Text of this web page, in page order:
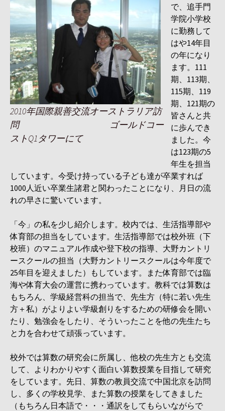
2010年国際親善交流オーストラリア訪
問 ゴールドコー
ストQ1タワーにて
で、追手門
学院小学校
に勤務して
はや14年目
の年になり
ます。111
期、113期、
115期、119
期、121期の
皆さんと共
に歩んでき
ました。今
は123期の5
年生を担当
しています。今受け持っている子ども達が卒業すれば
1000人近い卒業生諸君と関わったことになり、月日の流
れの早さに驚いています。
「今」の私を少し紹介します。校内では、生活指導部や
体育部の担当をしています。生活指導部では校外班（下
校班）のマニュアル作成や登下校の指導、大野カントリ
ースクールの担当（大野カントリースクールは今年度で
25年目を迎えました）もしています。また体育部では臨
海や体育大会の運営に携わっています。教科では算数は
もちろん、学級経営科の担当で、先生方（特に若い先生
方＋私）がよりよい学級創りをするための研修会を開い
たり、勉強会をしたり、そういったことを他の先生たち
と力を合わせて頑張っています。
校外では算数の研究会に所属し、他校の先生方とも交流
して、よりわかりやすく面白い算数授業を目指して研究
をしています。先日、算数の教員交流で中国北京を訪問
し、多くの学校見学、また算数の授業をしてきました
（もちろん日本語で・・・通訳をしてもらいながらで